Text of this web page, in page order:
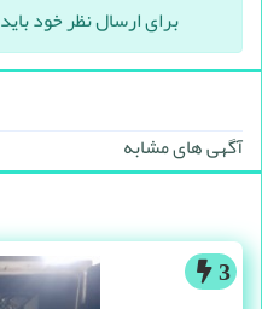
برای ارسال نظر خود باید
آگهی های مشابه
3